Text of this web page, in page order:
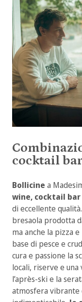
cocktail
Bollicine a
wine, cocktail
di eccellente
bresaola prodotta
ma anche la pizza
base di pesce e
cura e passione la
locali, riserve e una
l’après-ski e la
atmosfera vibrante